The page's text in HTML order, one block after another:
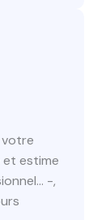
votre
estime
-,